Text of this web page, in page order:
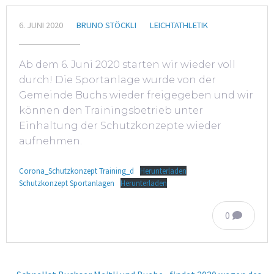
6. JUNI 2020 BRUNO STÖCKLI LEICHTATHLETIK
Ab dem 6. Juni 2020 starten wir wieder voll
durch! Die Sportanlage wurde von der
Gemeinde Buchs wieder freigegeben und wir
können den Trainingsbetrieb unter
Einhaltung der Schutzkonzepte wieder
aufnehmen.
Corona_Schutzkonzept Training_d
Herunterladen
Schutzkonzept Sportanlagen
Herunterladen
0